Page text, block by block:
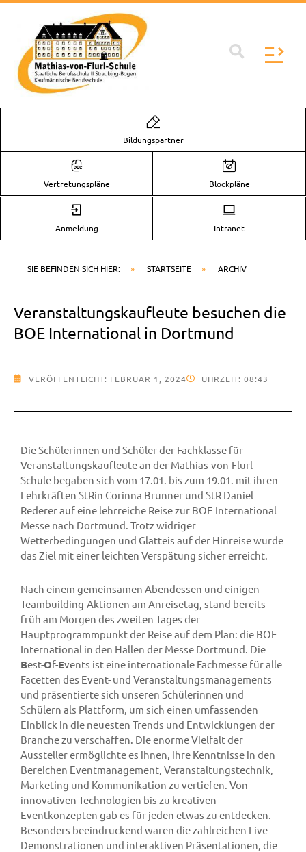
Zum
springen
Bildungspartner
Vertretungspläne Blockpläne
Anmeldung Intranet
SIE BEFINDEN SICH HIER: » STARTSEITE » ARCHIV
Veranstaltungskaufleute besuchen die
BOE International in Dortmund
VERÖFFENTLICHT: FEBRUAR 1, 2024 UHRZEIT: 08:43
Die Schülerinnen und Schüler der Fachklasse für
Veranstaltungskaufleute an der Mathias-von-Flurl-
Schule begaben sich vom 17.01. bis zum 19.01. mit ihren
Lehrkräften StRin Corinna Brunner und StR Daniel
Rederer auf eine lehrreiche Reise zur BOE International
Messe nach Dortmund. Trotz widriger
Wetterbedingungen und Glatteis auf der Hinreise wurde
das Ziel mit einer leichten Verspätung sicher erreicht.
Nach einem gemeinsamen Abendessen und einigen
Teambuilding-Aktionen am Anreisetag, stand bereits
früh am Morgen des zweiten Tages der
Hauptprogrammpunkt der Reise auf dem Plan: die BOE
International in den Hallen der Messe Dortmund. Die
Best-Of-Events ist eine internationale Fachmesse für alle
Facetten des Event- und Veranstaltungsmanagements
und präsentierte sich unseren Schülerinnen und
Schülern als Plattform, um sich einen umfassenden
Einblick in die neuesten Trends und Entwicklungen der
Branche zu verschaffen. Die enorme Vielfalt der
Aussteller ermöglichte es ihnen, ihre Kenntnisse in den
Bereichen Eventmanagement, Veranstaltungstechnik,
Marketing und Kommunikation zu vertiefen. Von
innovativen Technologien bis zu kreativen
Eventkonzepten gab es für jeden etwas zu entdecken.
Besonders beeindruckend waren die zahlreichen Live-
Demonstrationen und interaktiven Präsentationen, die